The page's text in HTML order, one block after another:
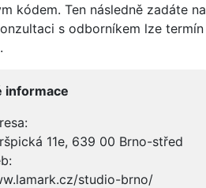
kódem. Ten následně zadáte na
s odborníkem lze termín
informace
11e, 639 00 Brno-střed
studio-brno/